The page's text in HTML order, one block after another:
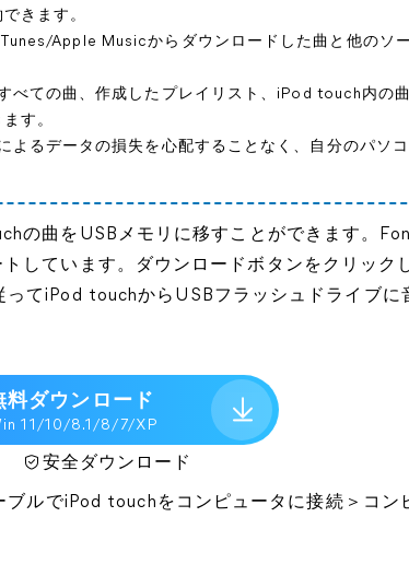
きます。
Apple Musicからダウンロードした曲と他のソ
べての曲、作成したプレイリスト、iPod touch内の
す。
よるデータの損失を心配することなく、自分のパソ
の曲をUSBメモリに移すことができます。
しています。ダウンロードボタンをクリック
ってiPod touchからUSBフラッシュドライブに
料ダウンロード
11/10/8.1/8/7/XP
安全ダウンロード
ブルでiPod touchをコンピュータに接続＞コン